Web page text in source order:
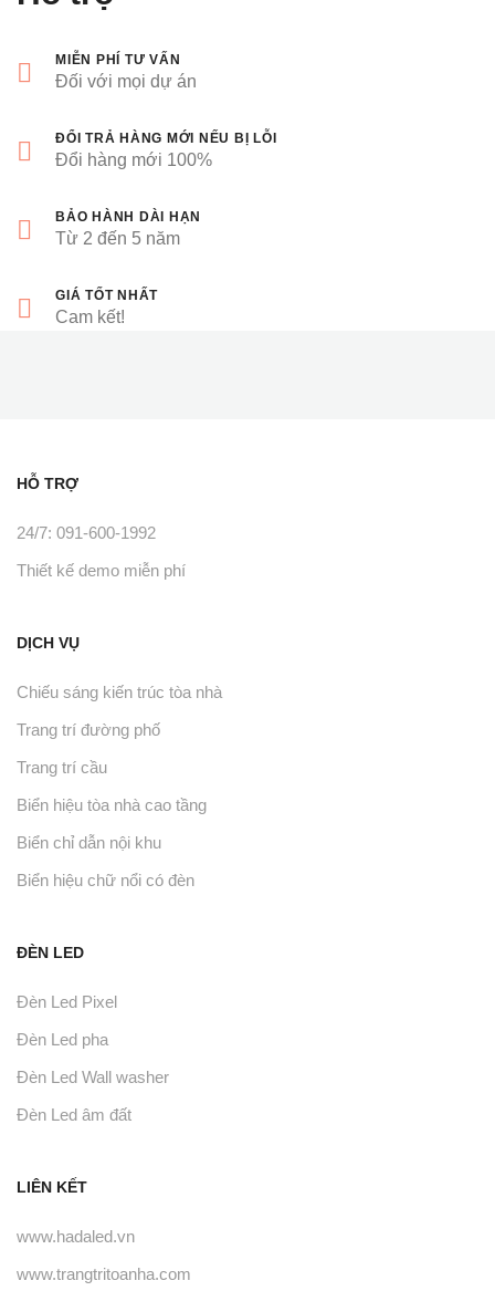
MIỄN PHÍ TƯ VẤN
Đối với mọi dự án
ĐỔI TRẢ HÀNG MỚI NẾU BỊ LỖI
Đổi hàng mới 100%
BẢO HÀNH DÀI HẠN
Từ 2 đến 5 năm
GIÁ TỐT NHẤT
Cam kết!
HỖ TRỢ
24/7: 091-600-1992
Thiết kế demo miễn phí
DỊCH VỤ
Chiếu sáng kiến trúc tòa nhà
Trang trí đường phố
Trang trí cầu
Biển hiệu tòa nhà cao tầng
Biển chỉ dẫn nội khu
Biển hiệu chữ nổi có đèn
ĐÈN LED
Đèn Led Pixel
Đèn Led pha
Đèn Led Wall washer
Đèn Led âm đất
LIÊN KẾT
www.hadaled.vn
www.trangtritoanha.com